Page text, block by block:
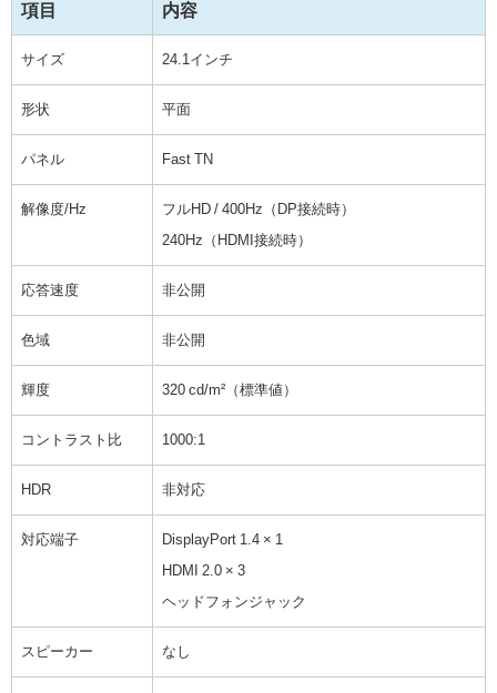
項目 内容
サイズ 24.1インチ
形状 平面
パネル Fast TN
解像度/Hz フルHD / 400Hz（DP接続時）
240Hz（HDMI接続時）
応答速度 非公開
色域 非公開
輝度 320 cd/m²（標準値）
コントラスト比 1000:1
HDR 非対応
対応端子 DisplayPort 1.4 × 1
HDMI 2.0 × 3
ヘッドフォンジャック
スピーカー なし